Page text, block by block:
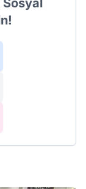
Sosyal